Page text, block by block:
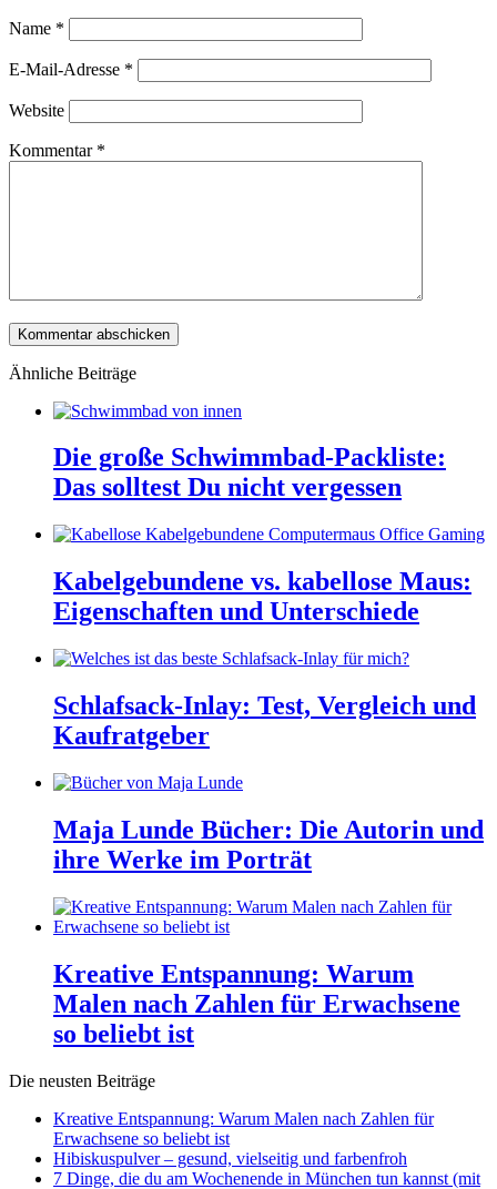
Name *
E-Mail-Adresse *
Website
Kommentar *
Ähnliche Beiträge
Die große Schwimmbad-Packliste:
Das solltest Du nicht vergessen
Kabelgebundene vs. kabellose Maus:
Eigenschaften und Unterschiede
Schlafsack-Inlay: Test, Vergleich und
Kaufratgeber
Maja Lunde Bücher: Die Autorin und
ihre Werke im Porträt
Kreative Entspannung: Warum
Malen nach Zahlen für Erwachsene
so beliebt ist
Die neusten Beiträge
Kreative Entspannung: Warum Malen nach Zahlen für
Erwachsene so beliebt ist
Hibiskuspulver – gesund, vielseitig und farbenfroh
7 Dinge, die du am Wochenende in München tun kannst (mit